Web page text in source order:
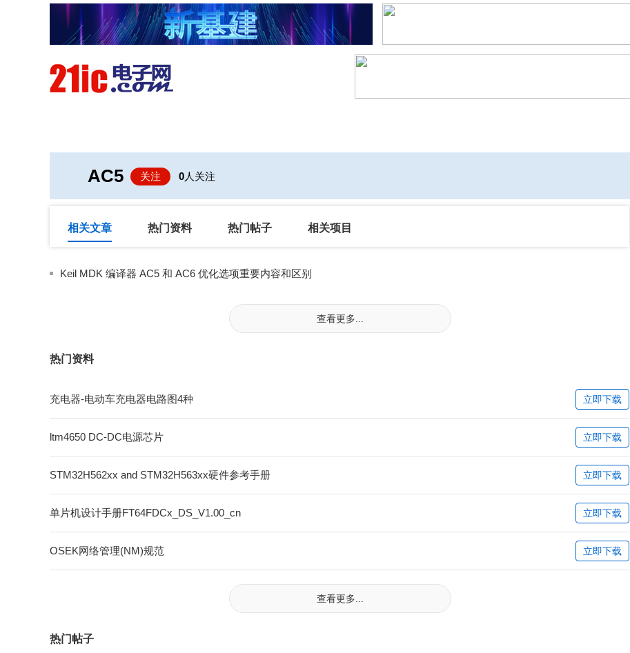
AC5 关注 0人关注
相关文章 热门资料 热门帖子 相关项目
Keil MDK 编译器 AC5 和 AC6 优化选项重要内容和区别
查看更多...
热门资料
充电器-电动车充电器电路图4种 立即下载
ltm4650 DC-DC电源芯片 立即下载
STM32H562xx and STM32H563xx硬件参考手册 立即下载
单片机设计手册FT64FDCx_DS_V1.00_cn 立即下载
OSEK网络管理(NM)规范 立即下载
查看更多...
热门帖子